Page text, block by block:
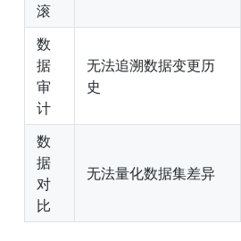
滚
数
据
审
计
无法追溯数据变更历
史
数
据
对
比
无法量化数据集差异